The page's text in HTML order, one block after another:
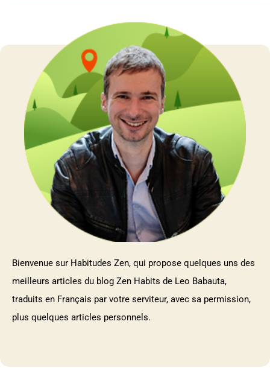
Bienvenue sur Habitudes Zen, qui propose quelques uns des
meilleurs articles du blog Zen Habits de Leo Babauta,
traduits en Français par votre serviteur, avec sa permission,
plus quelques articles personnels.